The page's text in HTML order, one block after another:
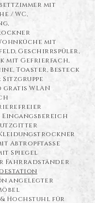
mit
/ WC,
mit
Geschirrspüler,
mit Gefrierfach,
Toaster, Besteck
gratis WLAN
Abtropftasse
Spiegel
Fahrradständer
angelegter
Hochstuhl für